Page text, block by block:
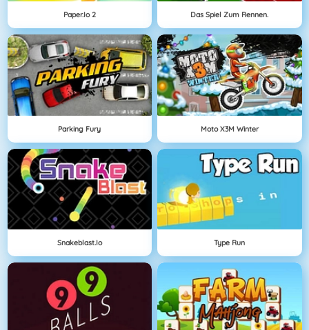
Paper.io 2 Das Spiel Zum Rennen.
Parking Fury Moto X3M Winter
Snakeblast.io Type Run